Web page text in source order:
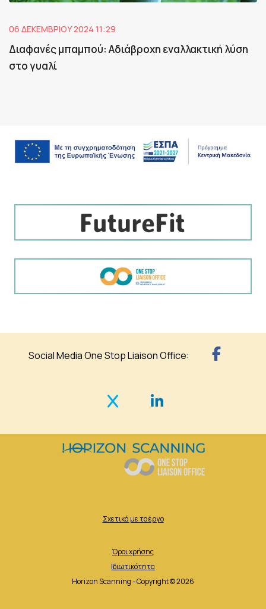
06 ΔΕΚΕΜΒΡΊΟΥ 2024 11:29
Διαφανές μπαμπού: Aδιάβροχη εναλλακτική λύση
στο γυαλί
Social Media One Stop Liaison Office:
Σχετικά με το έργο
Όροι χρήσης
Ιδιωτικότητα
Horizon Scanning - Copyright © 2026